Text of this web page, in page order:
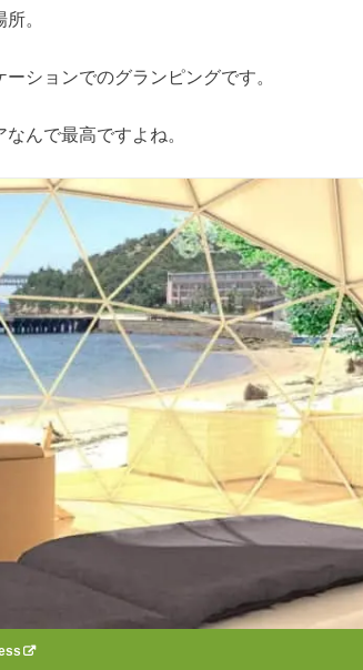
。
ションでのグランピングです。
んで最高ですよね。